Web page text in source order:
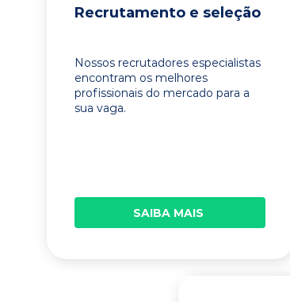
Recrutamento e seleção
Nossos recrutadores especialistas
encontram os melhores
profissionais do mercado para a
sua vaga.
SAIBA MAIS